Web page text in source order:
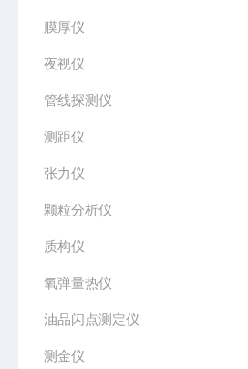
膜厚仪
夜视仪
管线探测仪
测距仪
张力仪
颗粒分析仪
质构仪
氧弹量热仪
油品闪点测定仪
测金仪